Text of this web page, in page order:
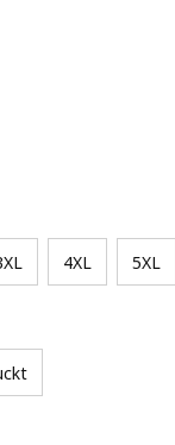
4XL 5XL